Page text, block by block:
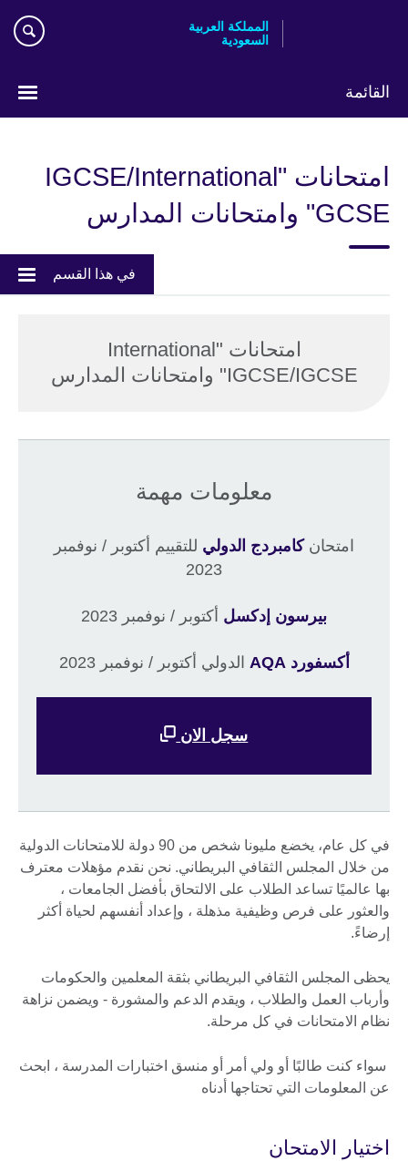
المملكة العربية
السعودية
القائمة
امتحانات "IGCSE/International
GCSE" وامتحانات المدارس
في هذا القسم
امتحانات "International
IGCSE/IGCSE" وامتحانات المدارس
معلومات مهمة
امتحانكامبردج الدولي للتقييم أكتوبر / نوفمبر
2023
بيرسون إدكسل أكتوبر / نوفمبر 2023
أكسفورد AQA الدولي أكتوبر / نوفمبر 2023
سجل الان
في كل عام، يخضع مليونا شخص من 90 دولة للامتحانات الدولية
من خلال المجلس الثقافي البريطاني. نحن نقدم مؤهلات معترف
بها عالميًا تساعد الطلاب على الالتحاق بأفضل الجامعات ،
والعثور على فرص وظيفية مذهلة ، وإعداد أنفسهم لحياة أكثر
إرضاءً.
يحظى المجلس الثقافي البريطاني بثقة المعلمين والحكومات
وأرباب العمل والطلاب ، ويقدم الدعم والمشورة - ويضمن نزاهة
نظام الامتحانات في كل مرحلة.
سواء كنت طالبًا أو ولي أمر أو منسق اختبارات المدرسة ، ابحث
عن المعلومات التي تحتاجها أدناه
اختيار الامتحان